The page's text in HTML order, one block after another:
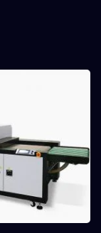
La Plus...